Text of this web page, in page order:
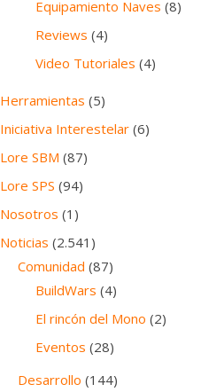
Equipamiento Naves (8)
Reviews (4)
Video Tutoriales (4)
Herramientas (5)
Iniciativa Interestelar (6)
Lore SBM (87)
Lore SPS (94)
Nosotros (1)
Noticias (2.541)
Comunidad (87)
BuildWars (4)
El rincón del Mono (2)
Eventos (28)
Desarrollo (144)